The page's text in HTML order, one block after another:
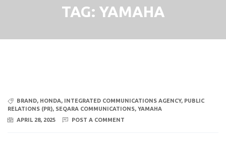
TAG: YAMAHA
BRAND, HONDA, INTEGRATED COMMUNICATIONS AGENCY, PUBLIC
RELATIONS (PR), SEQARA COMMUNICATIONS, YAMAHA
APRIL 28, 2025
POST A COMMENT